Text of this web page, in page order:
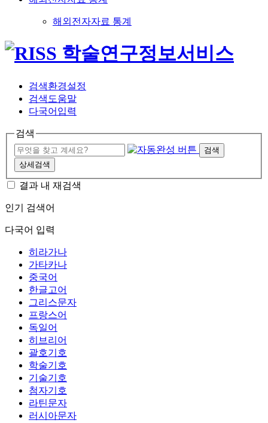
해외전자자료 통계
검색환경설정
검색도움말
다국어입력
검색
검색
상세검색
결과 내 재검색
인기 검색어
다국어 입력
히라가나
가타카나
중국어
한글고어
그리스문자
프랑스어
독일어
히브리어
괄호기호
학술기호
기술기호
첨자기호
라틴문자
러시아문자